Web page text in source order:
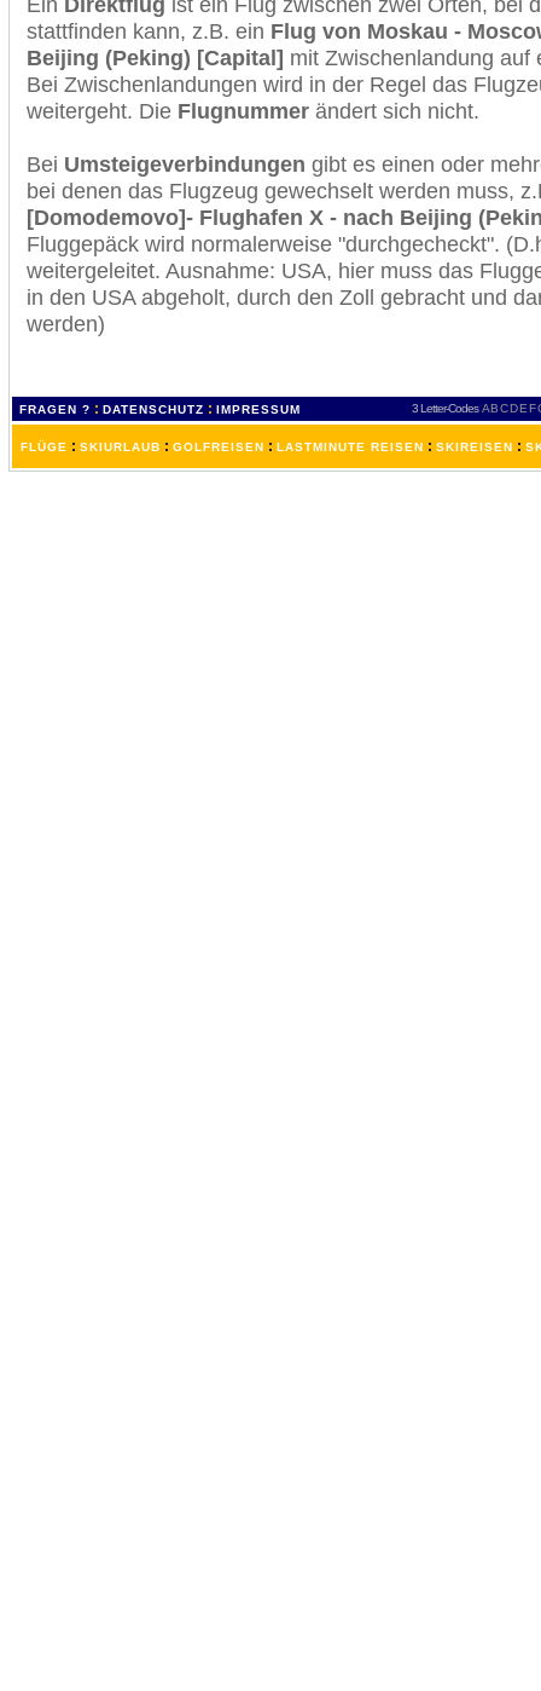
stattfinden kann, z.B. ein Flug von Moskau -
Beijing (Peking) [Capital] mit Zwischenlandung auf
Bei Zwischenlandungen wird in der Regel das
weitergeht. Die Flugnummer ändert sich nicht.
Bei Umsteigeverbindungen gibt es einen oder
bei denen das Flugzeug gewechselt werden muss,
[Domodemovo]- Flughafen X - nach Beijing
Fluggepäck wird normalerweise "durchgecheckt".
weitergeleitet. Ausnahme: USA, hier muss das
in den USA abgeholt, durch den Zoll gebracht und
werden)
FRAGEN ? : DATENSCHUTZ : IMPRESSUM 3 Letter-Codes ABCDEF
FLÜGE : SKIURLAUB : GOLFREISEN : LASTMINUTE REISEN : SKIREISEN :